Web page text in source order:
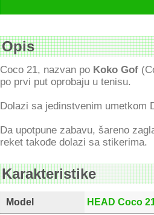
Opis
Coco 21, nazvan po Koko Gof
po prvi put oprobaju u tenisu.
Dolazi sa jedinstvenim umetkom
Da upotpune zabavu, šareno
reket takođe dolazi sa stikerima.
Karakteristike
Model HEAD Coco